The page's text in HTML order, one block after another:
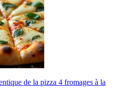
de la pizza 4 fromages à la